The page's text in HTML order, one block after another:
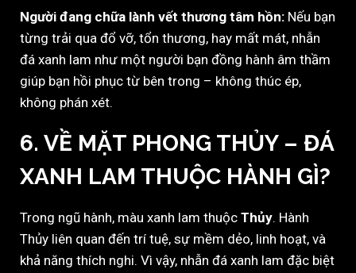
Người đang chữa lành vết thương tâm hồn: Nếu bạn
từng trải qua đổ vỡ, tổn thương, hay mất mát, nhẫn
đá xanh lam như một người bạn đồng hành âm thầm
giúp bạn hồi phục từ bên trong – không thúc ép,
không phán xét.
6. VỀ MẶT PHONG THỦY – ĐÁ
XANH LAM THUỘC HÀNH GÌ?
Trong ngũ hành, màu xanh lam thuộc Thủy. Hành
Thủy liên quan đến trí tuệ, sự mềm dẻo, linh hoạt, và
khả năng thích nghi. Vì vậy, nhẫn đá xanh lam đặc biệt